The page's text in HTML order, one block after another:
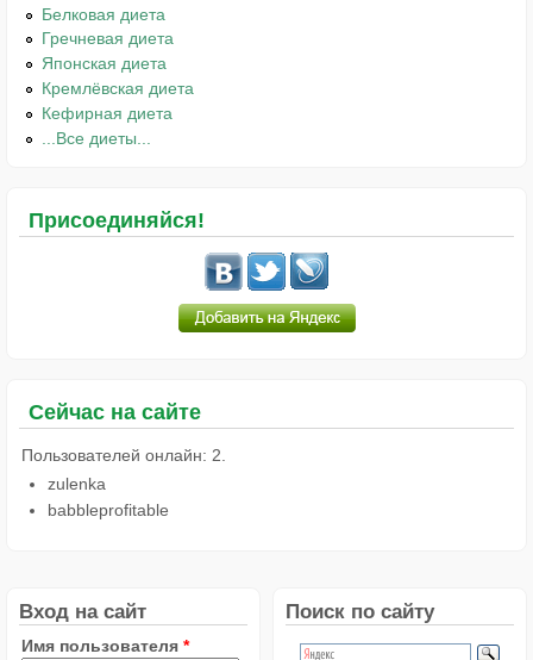
Белковая диета
Гречневая диета
Японская диета
Кремлёвская диета
Кефирная диета
...Все диеты...
Присоединяйся!
Сейчас на сайте
Пользователей онлайн: 2.
zulenka
babbleprofitable
Вход на сайт
Имя пользователя *
Поиск по сайту